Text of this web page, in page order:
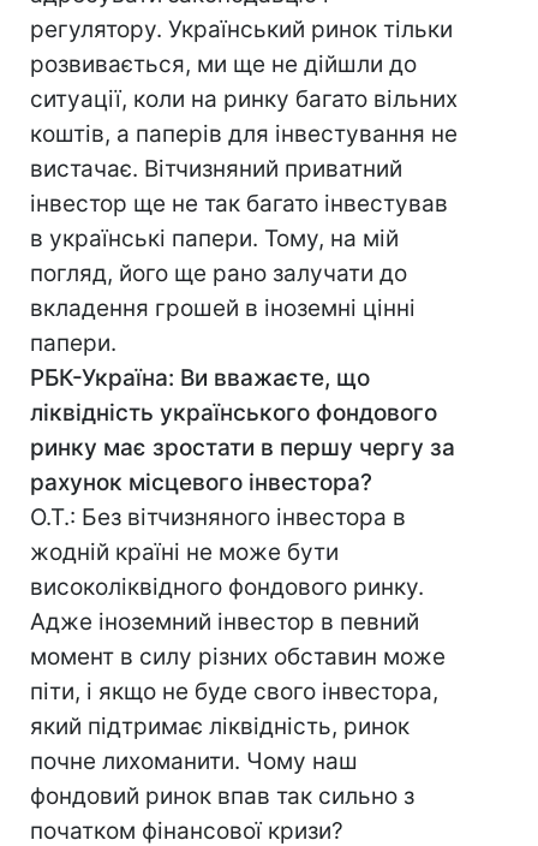
регулятору. Український ринок тільки
розвивається, ми ще не дійшли до
ситуації, коли на ринку багато вільних
коштів, а паперів для інвестування не
вистачає. Вітчизняний приватний
інвестор ще не так багато інвестував
в українські папери. Тому, на мій
погляд, його ще рано залучати до
вкладення грошей в іноземні цінні
папери.
РБК-Україна: Ви вважаєте, що
ліквідність українського фондового
ринку має зростати в першу чергу за
рахунок місцевого інвестора?
О.Т.: Без вітчизняного інвестора в
жодній країні не може бути
високоліквідного фондового ринку.
Адже іноземний інвестор в певний
момент в силу різних обставин може
піти, і якщо не буде свого інвестора,
який підтримає ліквідність, ринок
почне лихоманити. Чому наш
фондовий ринок впав так сильно з
початком фінансової кризи?